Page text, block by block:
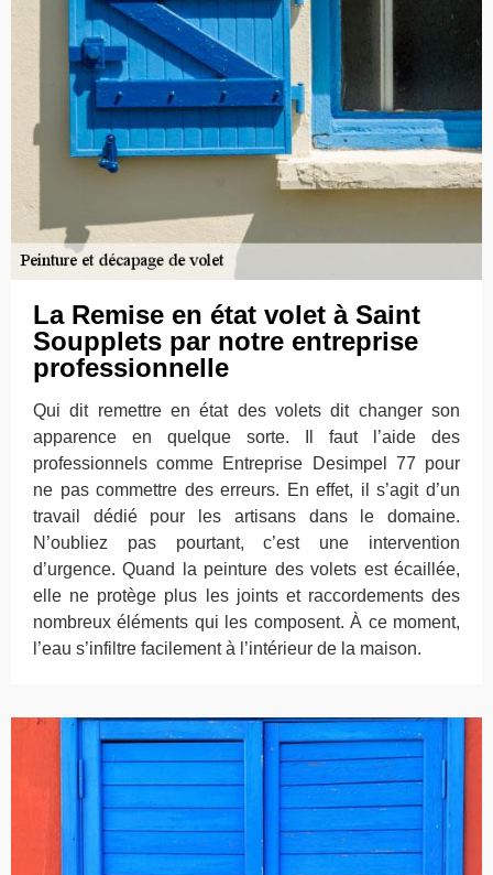
La Remise en état volet à Saint
Soupplets par notre entreprise
professionnelle
Qui dit remettre en état des volets dit changer son
apparence en quelque sorte. Il faut l’aide des
professionnels comme Entreprise Desimpel 77 pour
ne pas commettre des erreurs. En effet, il s’agit d’un
travail dédié pour les artisans dans le domaine.
N’oubliez pas pourtant, c’est une intervention
d’urgence. Quand la peinture des volets est écaillée,
elle ne protège plus les joints et raccordements des
nombreux éléments qui les composent. À ce moment,
l’eau s’infiltre facilement à l’intérieur de la maison.